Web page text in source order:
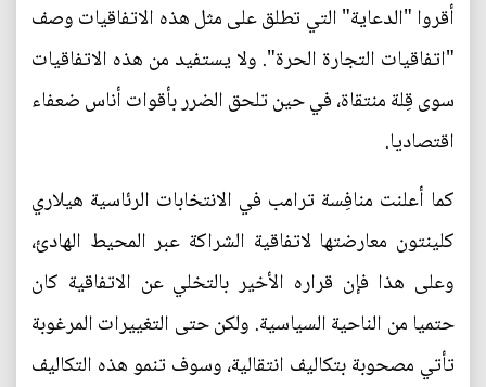
أقروا "الدعاية" التي تطلق على مثل هذه الاتفاقيات وصف
"اتفاقيات التجارة الحرة". ولا يستفيد من هذه الاتفاقيات
سوى قِلة منتقاة، في حين تلحق الضرر بأقوات أناس ضعفاء
اقتصاديا.
كما أعلنت منافِسة ترامب في الانتخابات الرئاسية هيلاري
كلينتون معارضتها لاتفاقية الشراكة عبر المحيط الهادئ،
وعلى هذا فإن قراره الأخير بالتخلي عن الاتفاقية كان
حتميا من الناحية السياسية. ولكن حتى التغييرات المرغوبة
تأتي مصحوبة بتكاليف انتقالية، وسوف تنمو هذه التكاليف